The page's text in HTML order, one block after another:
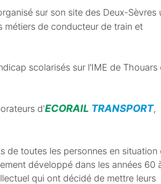
sur son site des Deux-Sèvres
métiers de conducteur de train et
scolarisés sur l’IME de Thouars
d'ECORAIL TRANSPORT,
de toutes les personnes en situation
développé dans les années 60
qui ont décidé de mettre leurs